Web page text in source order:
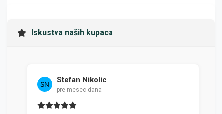
Iskustva naših kupaca
Stefan Nikolic
pre mesec dana